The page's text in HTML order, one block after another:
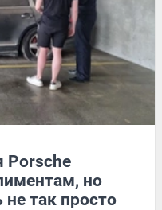
Porsche
но
не так просто